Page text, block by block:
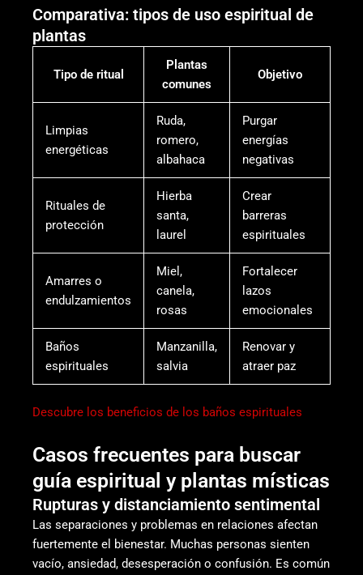
Comparativa: tipos de uso espiritual de
plantas
Tipo de ritual
Plantas
comunes
Objetivo
Limpias
energéticas
Ruda,
romero,
albahaca
Purgar
energías
negativas
Rituales de
protección
Hierba
santa,
laurel
Crear
barreras
espirituales
Amarres o
endulzamientos
Miel,
canela,
rosas
Fortalecer
lazos
emocionales
Baños
espirituales
Manzanilla,
salvia
Renovar y
atraer paz
Descubre los beneficios de los baños espirituales
Casos frecuentes para buscar
guía espiritual y plantas místicas
Rupturas y distanciamiento sentimental
Las separaciones y problemas en relaciones afectan
fuertemente el bienestar. Muchas personas sienten
vacío, ansiedad, desesperación o confusión. Es común